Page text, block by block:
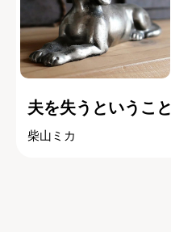
夫を失うということ
柴山ミカ